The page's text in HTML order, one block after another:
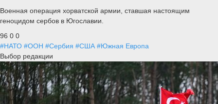
Военная операция хорватской армии, ставшая настоящим
геноцидом сербов в Югославии.
96 0 0
#НАТО #ООН #Сербия #США #Южная Европа
Выбор редакции